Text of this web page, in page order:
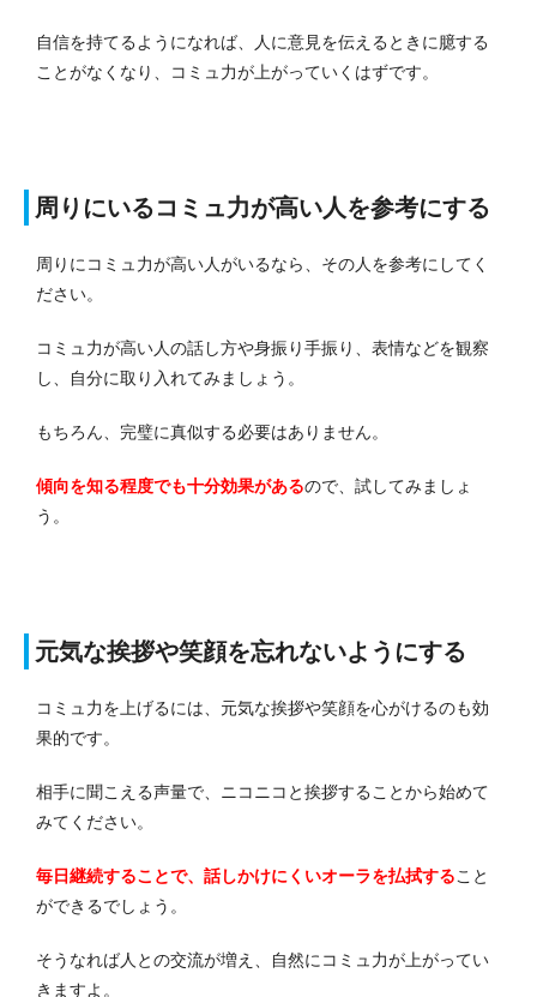
自信を持てるようになれば、人に意見を伝えるときに臆する
ことがなくなり、コミュ力が上がっていくはずです。
周りにいるコミュ力が高い人を参考にする
周りにコミュ力が高い人がいるなら、その人を参考にしてく
ださい。
コミュ力が高い人の話し方や身振り手振り、表情などを観察
し、自分に取り入れてみましょう。
もちろん、完璧に真似する必要はありません。
傾向を知る程度でも十分効果があるので、試してみましょ
う。
元気な挨拶や笑顔を忘れないようにする
コミュ力を上げるには、元気な挨拶や笑顔を心がけるのも効
果的です。
相手に聞こえる声量で、ニコニコと挨拶することから始めて
みてください。
毎日継続することで、話しかけにくいオーラを払拭すること
ができるでしょう。
そうなれば人との交流が増え、自然にコミュ力が上がってい
きますよ。